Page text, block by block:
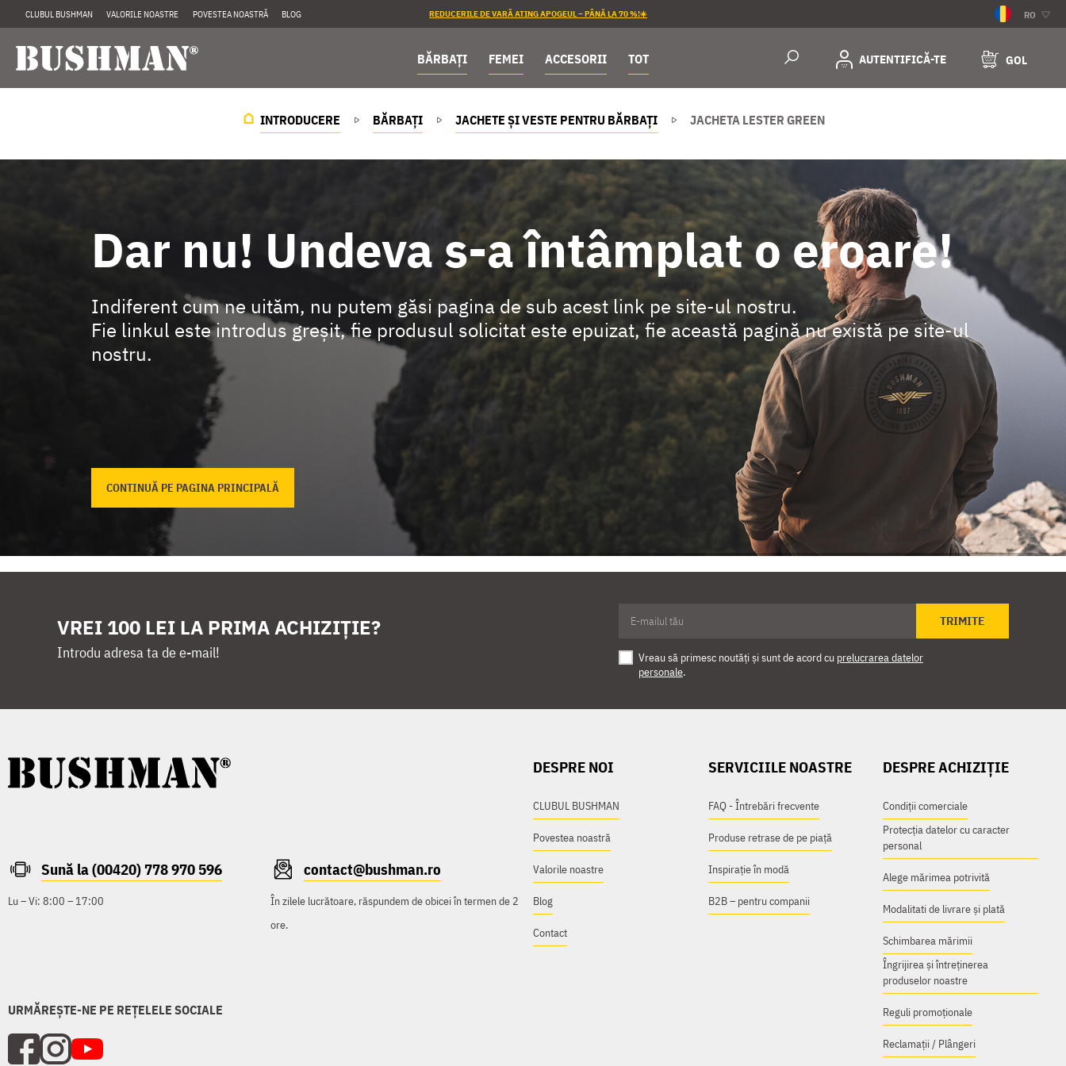
CLUBUL BUSHMAN VALORILE NOASTRE POVESTEA NOASTRĂ BLOG REDUCERILE DE VARĂ ATING APOGEUL – PÂNĂ LA 70 %!☀️ RO
BĂRBAȚI FEMEI ACCESORII TOT AUTENTIFICĂ-TE GOL
INTRODUCERE BĂRBAȚI JACHETE ȘI VESTE PENTRU BĂRBAȚI JACHETA LESTER GREEN
Dar nu! Undeva s-a întâmplat o eroare!
Indiferent cum ne uităm, nu putem găsi pagina de sub acest link pe site-ul nostru.
Fie linkul este introdus greșit, fie produsul solicitat este epuizat, fie această pagină nu există pe site-ul
nostru.
CONTINUĂ PE PAGINA PRINCIPALĂ
VREI 100 LEI LA PRIMA ACHIZIȚIE?
Introdu adresa ta de e-mail!
TRIMITE
Vreau să primesc noutăți și sunt de acord cu prelucrarea datelor
personale.
Sună la (00420) 778 970 596
Lu – Vi: 8:00 – 17:00
contact@bushman.ro
În zilele lucrătoare, răspundem de obicei în termen de 2
ore.
URMĂREȘTE-NE PE REȚELELE SOCIALE
DESPRE NOI
CLUBUL BUSHMAN
Povestea noastră
Valorile noastre
Blog
Contact
SERVICIILE NOASTRE
FAQ - Întrebări frecvente
Produse retrase de pe piață
Inspirație în modă
B2B – pentru companii
DESPRE ACHIZIȚIE
Condiții comerciale
Protecția datelor cu caracter
personal
Alege mărimea potrivită
Modalitati de livrare și plată
Schimbarea mărimii
Îngrijirea și întreținerea
produselor noastre
Reguli promoționale
Reclamații / Plângeri